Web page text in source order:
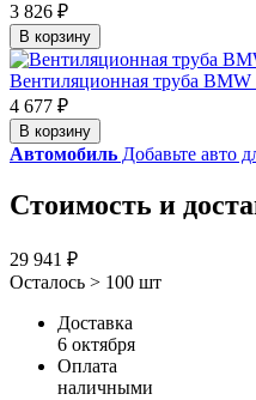
3 826 ₽
В корзину
Вентиляционная труба BMW
4 677 ₽
В корзину
Автомобиль Добавьте авто
Стоимость и
29 941 ₽
Осталось > 100 шт
Доставка
6 октября
Оплата
наличными